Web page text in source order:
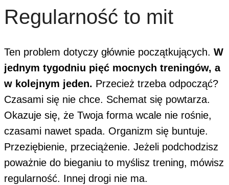
Regularność to mit
Ten problem dotyczy głównie początkujących. W
jednym tygodniu pięć mocnych treningów, a
w kolejnym jeden. Przecież trzeba odpocząć?
Czasami się nie chce. Schemat się powtarza.
Okazuje się, że Twoja forma wcale nie rośnie,
czasami nawet spada. Organizm się buntuje.
Przeziębienie, przeciążenie. Jeżeli podchodzisz
poważnie do bieganiu to myślisz trening, mówisz
regularność. Innej drogi nie ma.